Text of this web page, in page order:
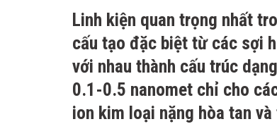
Linh kiện quan trọng nhất
cấu tạo đặc biệt từ các sợi
với nhau thành cấu trúc
0.1-0.5 nanomet chỉ cho
ion kim loại nặng hòa tan